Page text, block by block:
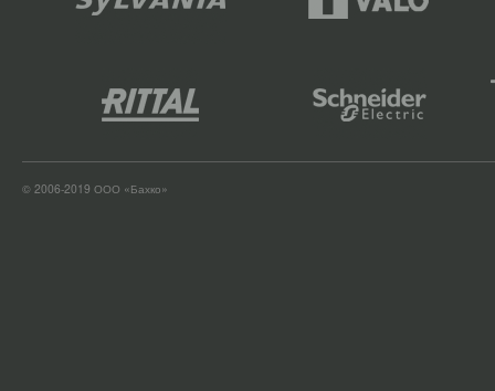
© 2006-2019 ООО «Бахко»